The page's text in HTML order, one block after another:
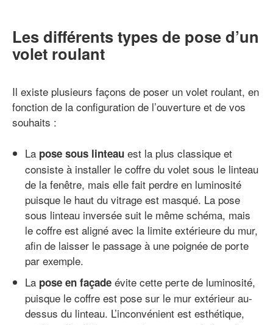
Les différents types de pose d’un
volet roulant
Il existe plusieurs façons de poser un volet roulant, en
fonction de la configuration de l’ouverture et de vos
souhaits :
La pose sous linteau est la plus classique et
consiste à installer le coffre du volet sous le linteau
de la fenêtre, mais elle fait perdre en luminosité
puisque le haut du vitrage est masqué. La pose
sous linteau inversée suit le même schéma, mais
le coffre est aligné avec la limite extérieure du mur,
afin de laisser le passage à une poignée de porte
par exemple.
La pose en façade évite cette perte de luminosité,
puisque le coffre est pose sur le mur extérieur au-
dessus du linteau. L’inconvénient est esthétique,